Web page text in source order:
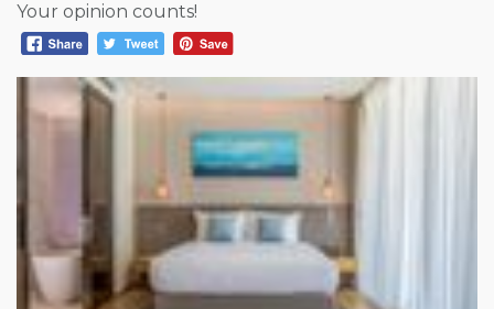
Your opinion counts!